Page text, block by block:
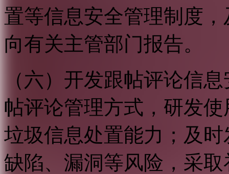
置等信息安全管理制度
向有关主管部门报告。
（六）开发跟帖评论信
帖评论管理方式，研发
垃圾信息处置能力；及
缺陷、漏洞等风险，采